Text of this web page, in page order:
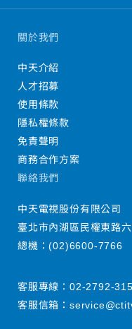
關於我們
中天介紹
人才招募
使用條款
隱私權條款
免責聲明
商務合作方案
聯絡我們
中天電視股份有限公司
臺北市內湖區民權東路
總機：(02)6600-7766
客服專線： 02-2792-
客服信箱：